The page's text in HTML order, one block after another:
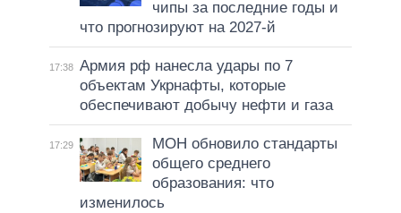
чипы за последние годы и
что прогнозируют на 2027-й
17:38 Армия рф нанесла удары по 7
объектам Укрнафты, которые
обеспечивают добычу нефти и газа
17:29
МОН обновило стандарты
общего среднего
образования: что
изменилось